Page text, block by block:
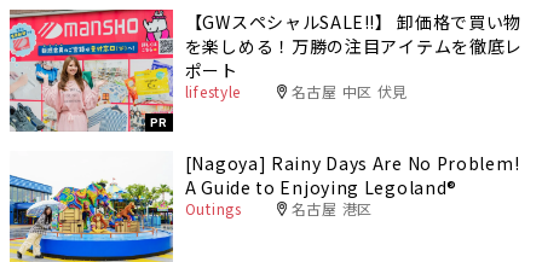
PR
【GWスペシャルSALE‼︎】 卸価格で買い物
を楽しめる！万勝の注目アイテムを徹底レ
ポート
lifestyle 名古屋 中区 伏見
[Nagoya] Rainy Days Are No Problem!
A Guide to Enjoying Legoland®️
Outings 名古屋 港区